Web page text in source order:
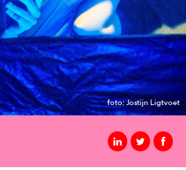
foto: Jostijn Ligtvoet